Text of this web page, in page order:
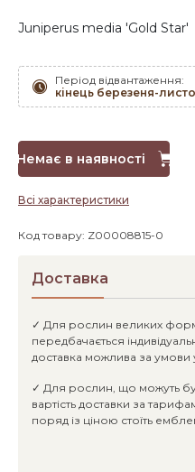
Juniperus media 'Gold Star'
Період відвантаження:
кінець березеня-
Немає в наявності
Всі характеристики
Код товару: Z00008815-0
Доставка
✓ Для рослин великих
передбачається
доставка можлива за
✓ Для рослин, що можуть
вартість доставки за
поряд із ціною стоїть